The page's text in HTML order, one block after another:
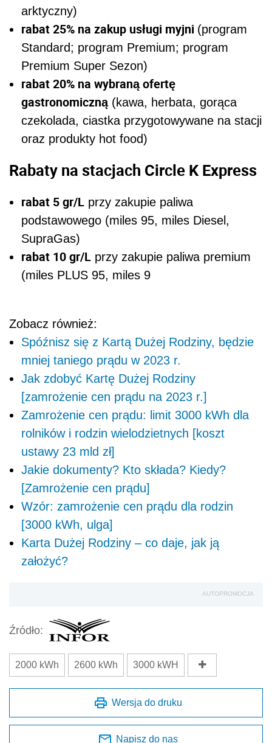
arktyczny)
rabat 25% na zakup usługi myjni (program
Standard; program Premium; program
Premium Super Sezon)
rabat 20% na wybraną ofertę
gastronomiczną(kawa, herbata, gorąca
czekolada, ciastka przygotowywane na stacji
oraz produkty hot food)
Rabaty na stacjach Circle K Express
rabat 5 gr/L przy zakupie paliwa
podstawowego (miles 95, miles Diesel,
SupraGas)
rabat 10 gr/L przy zakupie paliwa premium
(miles PLUS 95, miles 9
Zobacz również:
Spóźnisz się z Kartą Dużej Rodziny, będzie
mniej taniego prądu w 2023 r.
Jak zdobyć Kartę Dużej Rodziny
[zamrożenie cen prądu na 2023 r.]
Zamrożenie cen prądu: limit 3000 kWh dla
rolników i rodzin wielodzietnych [koszt
ustawy 23 mld zł]
Jakie dokumenty? Kto składa? Kiedy?
[Zamrożenie cen prądu]
Wzór: zamrożenie cen prądu dla rodzin
[3000 kWh, ulga]
Karta Dużej Rodziny – co daje, jak ją
założyć?
AUTOPROMOCJA
Źródło:
2000 kWh 2600 kWh 3000 kWH
Wersja do druku
Napisz do nas